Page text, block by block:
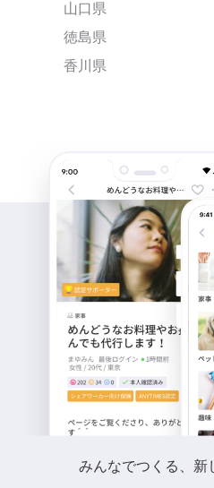
山口県
徳島県
香川県
みんなでつくる、新